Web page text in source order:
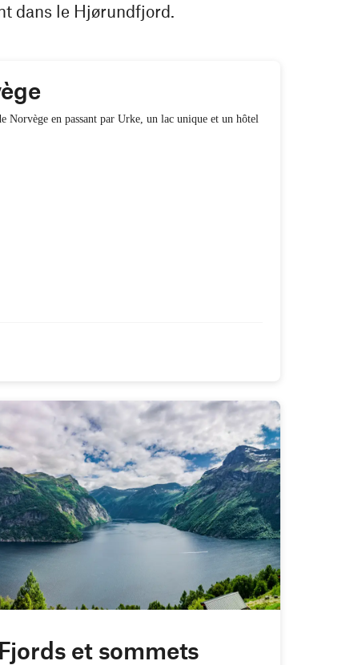
dans le Hjørundfjord.
Norvège en passant par Urke, un lac unique et un hôtel
Fjords et sommets